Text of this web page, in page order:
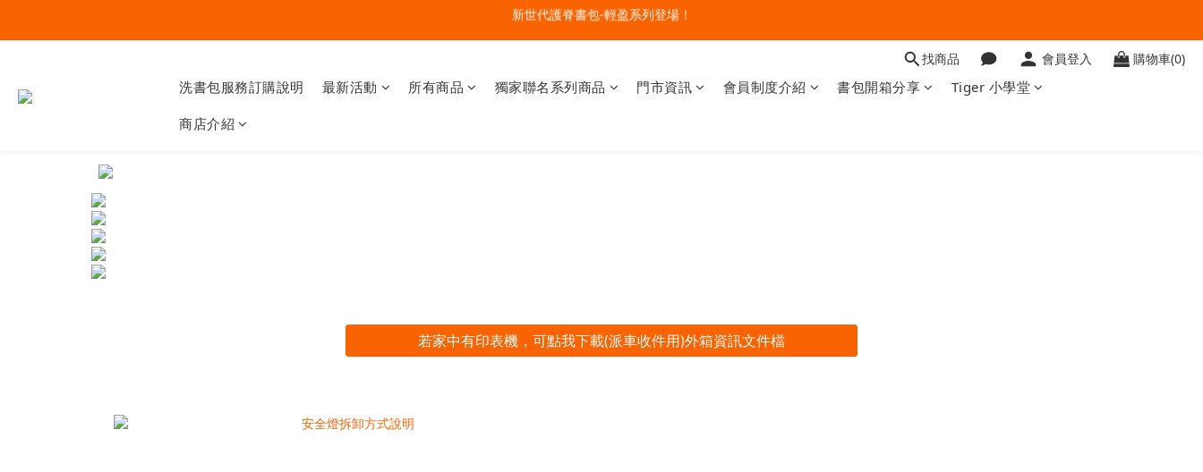
🔥今夏最夯 Pokémon 寶可夢書包現貨熱賣中！開心迎接新學期！
開學裝備大作戰！購買指定款護脊書包就送補習袋+零錢包
找商品 會員登入 購物車(0)
洗書包服務訂購說明 最新活動 所有商品 獨家聯名系列商品 門市資訊 會員制度介紹 書包開箱分享 Tiger 小學堂
商店介紹
若家中有印表機，可點我下載(派車收件用)外箱資訊文件檔